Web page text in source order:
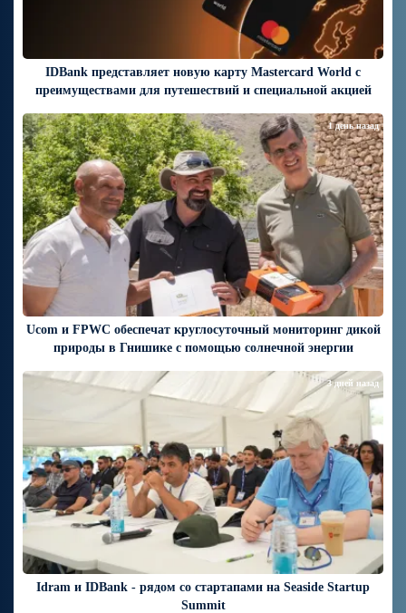
IDBank представляет новую карту Mastercard World с
преимуществами для путешествий и специальной акцией
Ucom и FPWC обеспечат круглосуточный мониторинг дикой
природы в Гнишике с помощью солнечной энергии
1 день назад
Idram и IDBank - рядом со стартапами на Seaside Startup
Summit
3 дней назад